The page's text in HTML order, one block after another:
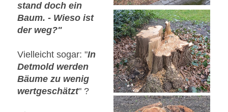
stand doch ein
Baum. - Wieso ist
der weg?"
Vielleicht sogar: "In
Detmold werden
Bäume zu wenig
wertgeschätzt" ?